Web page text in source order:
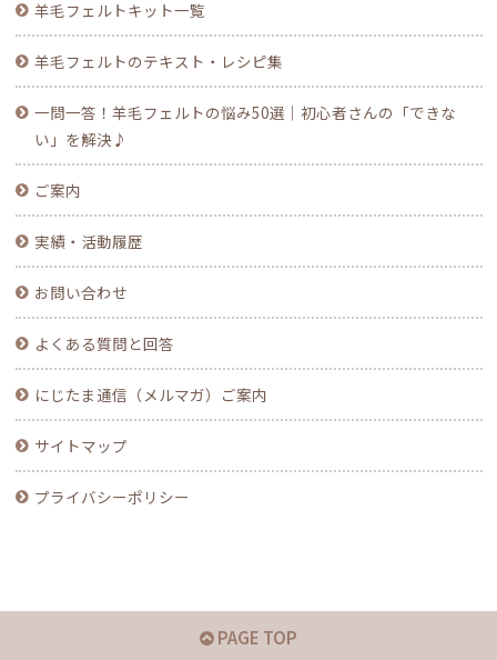
羊毛フェルトキット一覧
羊毛フェルトのテキスト・レシピ集
一問一答！羊毛フェルトの悩み50選｜初心者さんの「できな
い」を解決♪
ご案内
実績・活動履歴
お問い合わせ
よくある質問と回答
にじたま通信（メルマガ）ご案内
サイトマップ
プライバシーポリシー
PAGE TOP